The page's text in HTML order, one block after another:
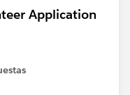
Application